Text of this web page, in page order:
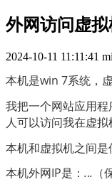
外网访问虚
2024-10-11 11:11:41
本机是win 7系统，
我把一个网站应用
人可以访问我在虚拟
本机和虚拟机之间是
本机外网IP是： ...